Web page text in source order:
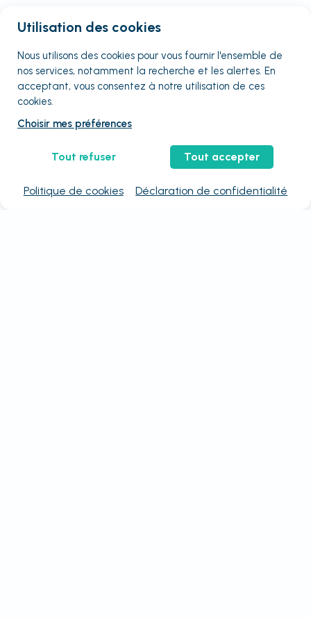
Utilisation des cookies
Nous utilisons des cookies pour vous fournir l'ensemble de
nos services, notamment la recherche et les alertes. En
acceptant, vous consentez à notre utilisation de ces
cookies.
Choisir mes préférences
Tout refuser Tout accepter
Politique de cookies Déclaration de confidentialité